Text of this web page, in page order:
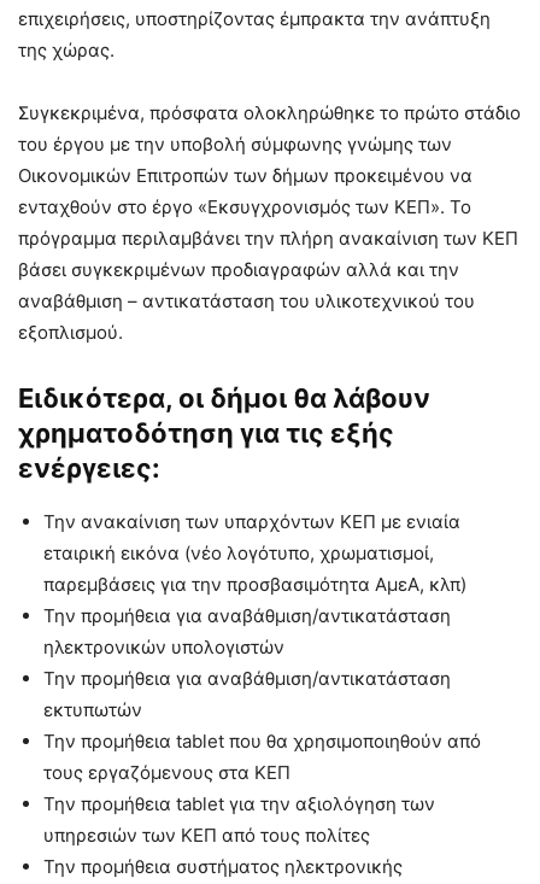
επιχειρήσεις, υποστηρίζοντας έμπρακτα την ανάπτυξη
της χώρας.
Συγκεκριμένα, πρόσφατα ολοκληρώθηκε το πρώτο στάδιο
του έργου με την υποβολή σύμφωνης γνώμης των
Οικονομικών Επιτροπών των δήμων προκειμένου να
ενταχθούν στο έργο «Εκσυγχρονισμός των ΚΕΠ». Το
πρόγραμμα περιλαμβάνει την πλήρη ανακαίνιση των ΚΕΠ
βάσει συγκεκριμένων προδιαγραφών αλλά και την
αναβάθμιση – αντικατάσταση του υλικοτεχνικού του
εξοπλισμού.
Ειδικότερα, οι δήμοι θα λάβουν
χρηματοδότηση για τις εξής
ενέργειες:
Την ανακαίνιση των υπαρχόντων ΚΕΠ με ενιαία
εταιρική εικόνα (νέο λογότυπο, χρωματισμοί,
παρεμβάσεις για την προσβασιμότητα ΑμεΑ, κλπ)
Την προμήθεια για αναβάθμιση/αντικατάσταση
ηλεκτρονικών υπολογιστών
Την προμήθεια για αναβάθμιση/αντικατάσταση
εκτυπωτών
Την προμήθεια tablet που θα χρησιμοποιηθούν από
τους εργαζόμενους στα ΚΕΠ
Την προμήθεια tablet για την αξιολόγηση των
υπηρεσιών των ΚΕΠ από τους πολίτες
Την προμήθεια συστήματος ηλεκτρονικής